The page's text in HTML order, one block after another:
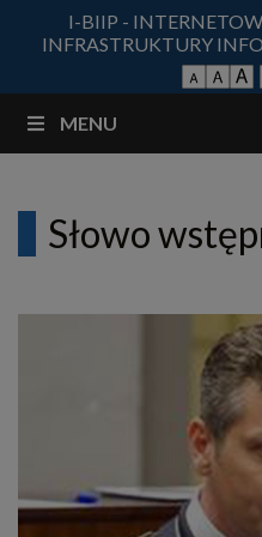
I-BIIP -
INFRASTRUKTURY
MENU
Słowo